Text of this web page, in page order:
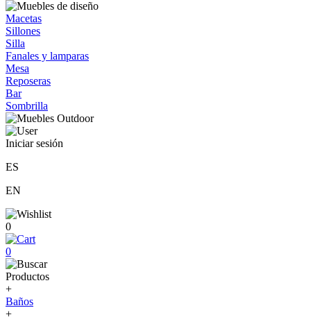
Macetas
Sillones
Silla
Fanales y lamparas
Mesa
Reposeras
Bar
Sombrilla
Iniciar sesión
ES
EN
0
0
Productos
+
Baños
+